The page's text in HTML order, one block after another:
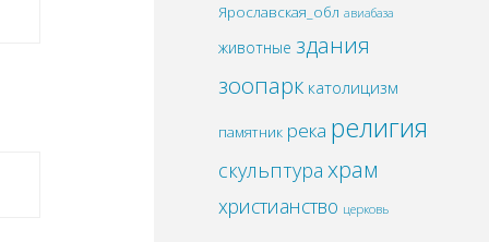
Ярославская_обл авиабаза
животные здания
зоопарк католицизм
памятник река религия
скульптура храм
христианство церковь